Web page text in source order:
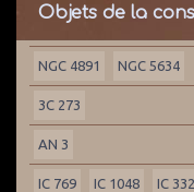
Objets de la
NGC 4891 NGC 5634
3C 273
AN 3
IC 769 IC 1048 IC